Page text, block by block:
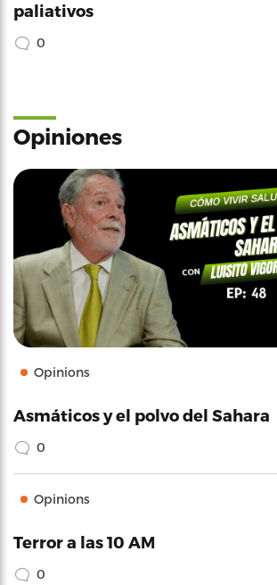
paliativos
0
Opiniones
Opinions
Asmáticos y el polvo del Sahara
0
Opinions
Terror a las 10 AM
0